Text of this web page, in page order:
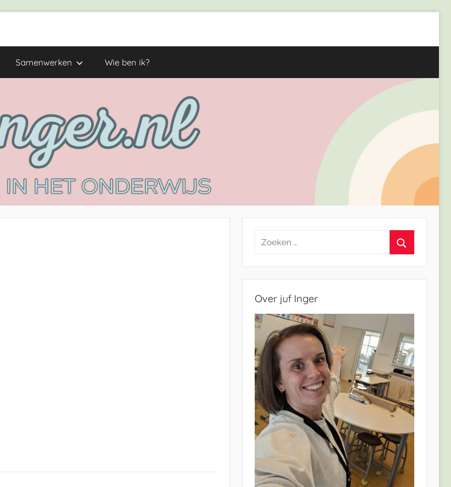
Samenwerken Wie ben ik?
Zoeken
Over juf Inger